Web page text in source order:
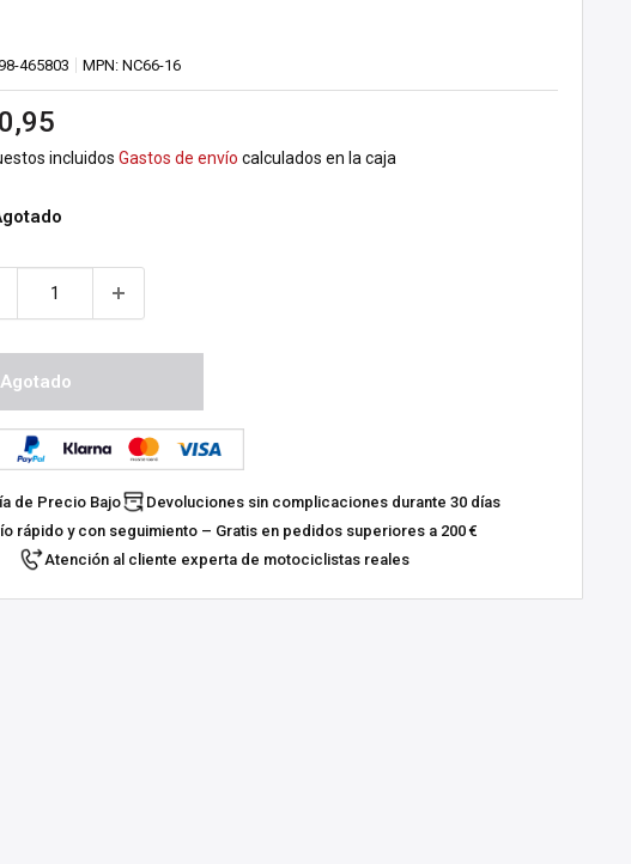
465803 MPN: NC66-16
incluidos Gastos de envío calculados en la caja
Agotado
de Precio Bajo
Devoluciones sin complicaciones durante 30 días
rápido y con seguimiento – Gratis en pedidos superiores a 200 €
Atención al cliente experta de motociclistas reales